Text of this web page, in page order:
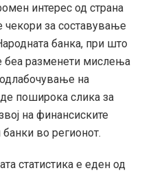
интерес од страна
чекори за составување
банка, при што
беа разменети мислења
на
поширока слика за
на финансиските
во регионот.
статистика е еден од